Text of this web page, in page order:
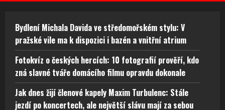
Bydlení Michala Davida ve středomořském stylu: V
pražské vile ma k dispozici i bazén a vnitřní atrium
Fotokvíz o českých hercích: 10 fotografií prověří, kdo
zná slavné tváře domácího filmu opravdu dokonale
Jak dnes žijí členové kapely Maxim Turbulenc: Stále
jezdí po koncertech, ale největší slávu mají za sebou